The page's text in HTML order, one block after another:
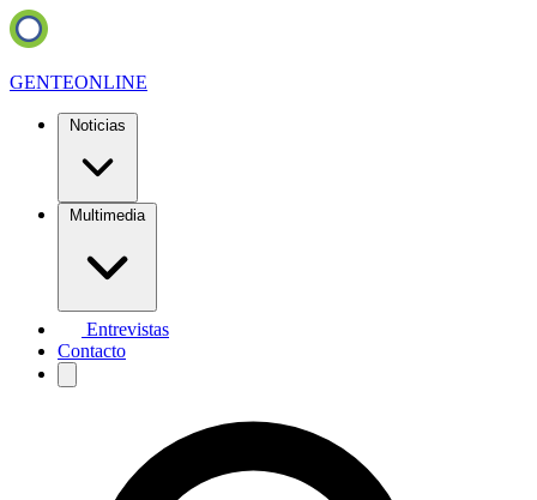
GENTEONLINE
Noticias
Multimedia
Entrevistas
Contacto